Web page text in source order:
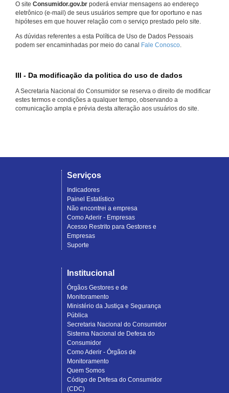
O site Consumidor.gov.br poderá enviar mensagens ao endereço
eletrônico (e-mail) de seus usuários sempre que for oportuno e nas
hipóteses em que houver relação com o serviço prestado pelo site.
As dúvidas referentes a esta Política de Uso de Dados Pessoais
podem ser encaminhadas por meio do canal Fale Conosco.
III - Da modificação da politica do uso de dados
A Secretaria Nacional do Consumidor se reserva o direito de modificar
estes termos e condições a qualquer tempo, observando a
comunicação ampla e prévia desta alteração aos usuários do site.
Serviços
Indicadores
Painel Estatístico
Não encontrei a empresa
Como Aderir - Empresas
Acesso Restrito para Gestores e
Empresas
Suporte
Institucional
Órgãos Gestores e de
Monitoramento
Ministério da Justiça e Segurança
Pública
Secretaria Nacional do Consumidor
Sistema Nacional de Defesa do
Consumidor
Como Aderir - Órgãos de
Monitoramento
Quem Somos
Código de Defesa do Consumidor
(CDC)